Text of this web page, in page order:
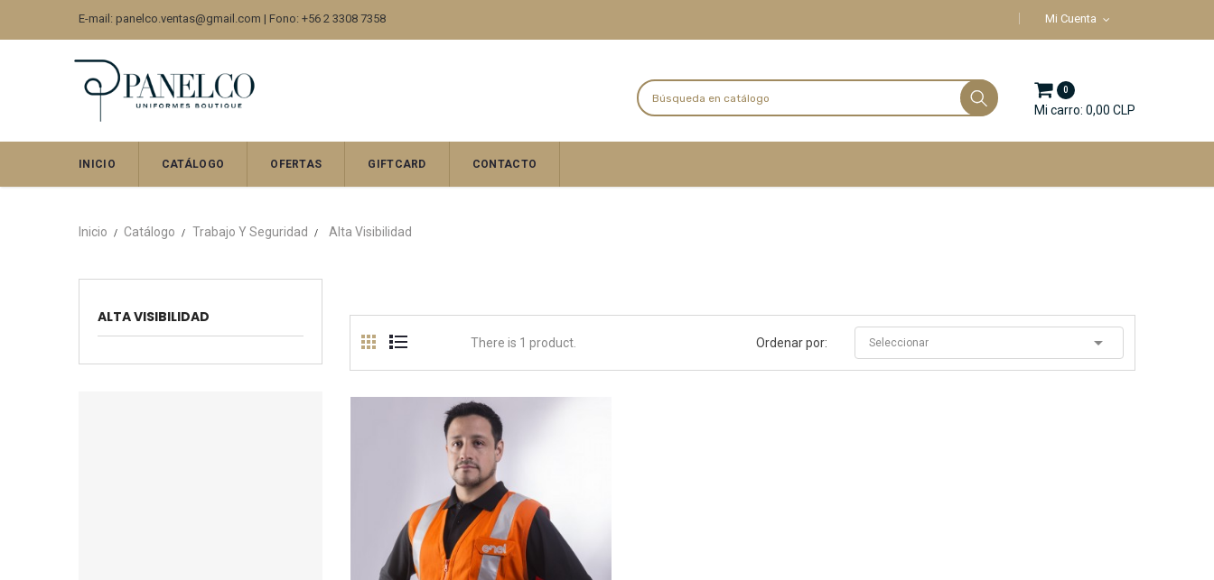
Mi Cuenta
E-mail: panelco.ventas@gmail.com | Fono: +56 2 3308 7358
Mi carro: 0,00 CLP
0
INICIO CATÁLOGO OFERTAS GIFTCARD CONTACTO
Inicio Catálogo Trabajo Y Seguridad Alta Visibilidad
ALTA VISIBILIDAD
There is 1 product. Ordenar por: Seleccionar 